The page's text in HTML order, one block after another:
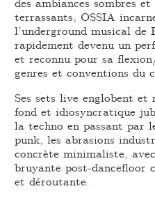
terrassants, OSSIA
l’underground musical
rapidement devenu un
et reconnu pour sa
genres et conventions du
Ses sets live englobent
fond et idiosyncratique
la techno en passant par
punk, les abrasions
concrète minimaliste,
bruyante post-dancefloor
et déroutante.